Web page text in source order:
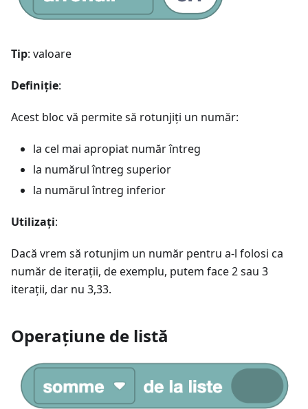
Tip: valoare
Definiție:
Acest bloc vă permite să rotunjiți un număr:
la cel mai apropiat număr întreg
la numărul întreg superior
la numărul întreg inferior
Utilizați:
Dacă vrem să rotunjim un număr pentru a-l folosi ca
număr de iterații, de exemplu, putem face 2 sau 3
iterații, dar nu 3,33.
Operațiune de listă